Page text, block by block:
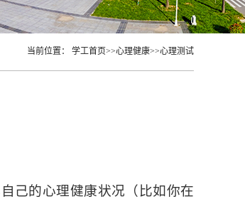
当前位置： 学工首页>>心理健康>>心理测试
己的心理健康状况（比如你在